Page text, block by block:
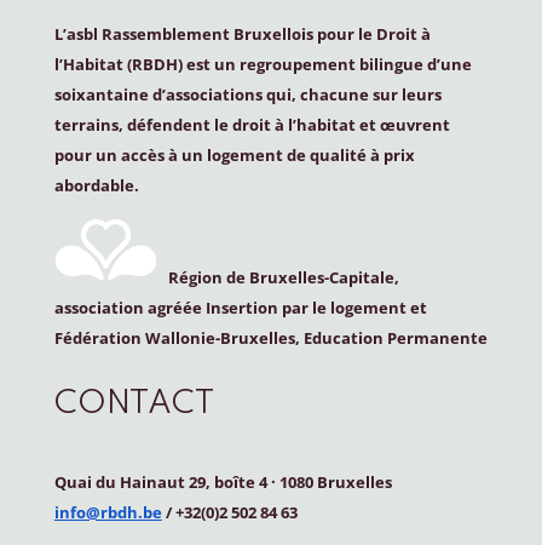
L’asbl Rassemblement Bruxellois pour le Droit à
l’Habitat (RBDH) est un regroupement bilingue d’une
soixantaine d’associations qui, chacune sur leurs
terrains, défendent le droit à l’habitat et œuvrent
pour un accès à un logement de qualité à prix
abordable.
Région de Bruxelles-Capitale,
association agréée Insertion par le logement et
Fédération Wallonie-Bruxelles, Education Permanente
CONTACT
Quai du Hainaut 29, boîte 4· 1080 Bruxelles
info@rbdh.be/ +32(0)2 502 84 63